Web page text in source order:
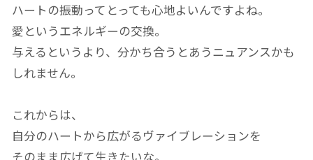
ハートの振動ってとっても心地よいんですよね。
愛というエネルギーの交換。
与えるというより、分かち合うとあうニュアンスかも
しれません。
これからは、
自分のハートから広がるヴァイブレーションを
そのまま広げて生きたいな。